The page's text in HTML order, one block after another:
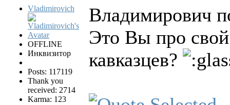
Vladimirovich
OFFLINE
Инквизитор
Posts: 117119
Thank you
received: 2714
Karma: 123
Владимирович
Это Вы про
кавказцев?